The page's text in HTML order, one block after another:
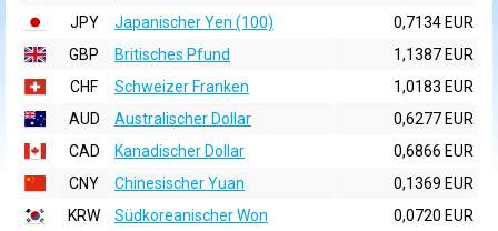
JPY
Japanischer Yen (100)
0,7134 EUR
GBP
Britisches Pfund
1,1387 EUR
CHF
Schweizer Franken
1,0183 EUR
AUD
Australischer Dollar
0,6277 EUR
CAD
Kanadischer Dollar
0,6866 EUR
CNY
Chinesischer Yuan
0,1369 EUR
KRW
Südkoreanischer Won
0,0720 EUR